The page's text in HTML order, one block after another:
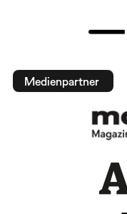
Medienpartner